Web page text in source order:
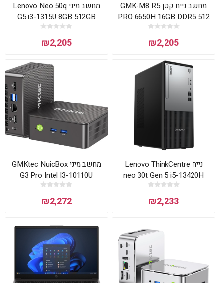
מחשב נייח קטן GMK-M8 R5
PRO 6650H 16GB DDR5 512
NVME WIN11 Pro
₪2,205
מחשב מיני Lenovo Neo 50q
G5 i3-1315U 8GB 512GB
Win11 Pro
₪2,205
נייח Lenovo ThinkCentre
neo 30t Gen 5 i5-13420H
8GB 256NVME DOS
₪2,233
מחשב מיני GMKtec NuicBox
G3 Pro Intel I3-10110U
16GB 512GB W11Pr
₪2,272